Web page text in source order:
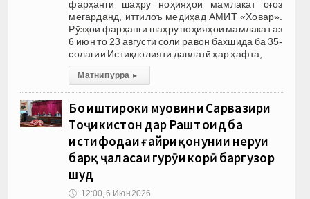
фарҳанги шаҳру ноҳияҳои мамлакат оғоз
мегарданд, иттилоъ медиҳад АМИТ «Ховар».
Рӯзҳои фарҳанги шаҳру ноҳияҳои мамлакат аз
6 июн то 23 августи соли равон бахшида ба 35-
солагии Истиқлолияти давлатӣ ҳар ҳафта,
Матни пурра ▸
Бо иштироки муовини Сарвазири
Тоҷикистон дар Рашт оид ба
истифодаи ғайриқонунии неруи
барқ ҷаласаи гурӯҳи корӣ баргузор
шуд
🕔 12:00, 6.Июн 2026